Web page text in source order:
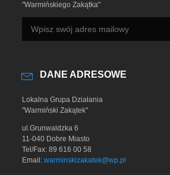
"Warmińskiego Zakątka"
DANE ADRESOWE
Lokalna Grupa Działania
"Warmiński Zakątek"
ul.Grunwaldzka 6
11-040 Dobre Miasto
Tel/Fax: 89 616 00 58
Email:warminskizakatek@wp.pl